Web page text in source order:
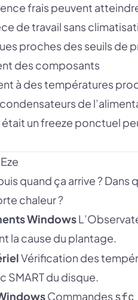
frais peuvent
de travail sans
proches des seuils de
des composants
à des températures
de
un freeze ponctuel
quand ça arrive ?
chaleur ?
Windows
la cause du plantage.
Vérification des
SMART du disque.
Commandessfc